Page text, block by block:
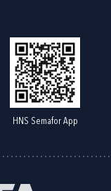
HNS Semafor App